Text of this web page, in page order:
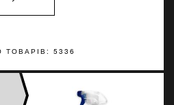
ТОВАРІВ: 5336